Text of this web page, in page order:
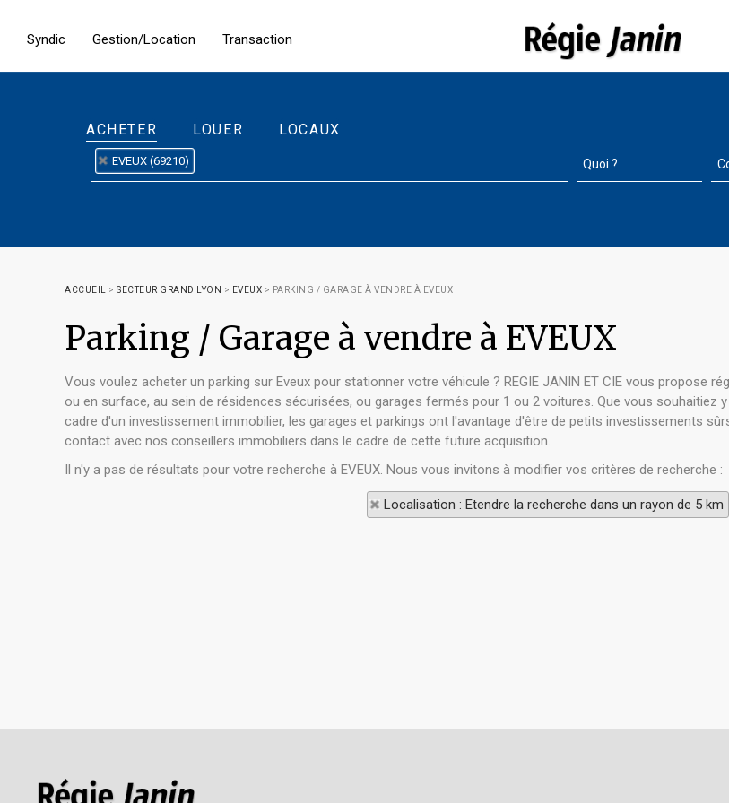
Syndic Gestion/Location Transaction
ACHETER LOUER LOCAUX
EVEUX (69210)
ACCUEIL > SECTEUR GRAND LYON > EVEUX > PARKING / GARAGE À VENDRE À EVEUX
Parking / Garage à vendre à EVEUX
Vous voulez acheter un parking sur Eveux pour stationner votre véhicule ? REGIE JANIN ET CIE vous propose
ou en surface, au sein de résidences sécurisées, ou garages fermés pour 1 ou 2 voitures. Que vous
cadre d'un investissement immobilier, les garages et parkings ont l'avantage d'être de petits investissements
contact avec nos conseillers immobiliers dans le cadre de cette future acquisition.
Il n'y a pas de résultats pour votre recherche à EVEUX. Nous vous invitons à modifier vos critères de recherche :
Localisation : Etendre la recherche dans un rayon de 5 km